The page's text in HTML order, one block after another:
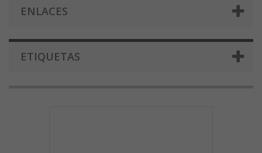
ENLACES
ETIQUETAS